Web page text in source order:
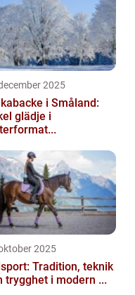
2025
i Småland:
glädje i
2025
Tradition, teknik
trygghet i modern ...